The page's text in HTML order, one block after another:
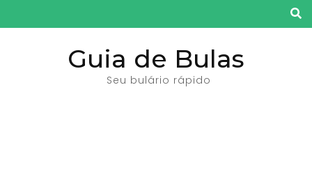
para
Guia de Bulas
Seu bulário rápido